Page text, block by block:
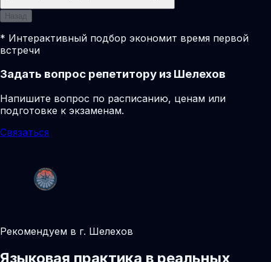
Назад
* Интерактивный подбор экономит время первой
встречи
Задать вопрос репетитору из Шелехов
Напишите вопрос по расписанию, ценам или
подготовке к экзаменам.
Связаться
Рекомендуем в г. Шелехов
Языковая практика в реальных